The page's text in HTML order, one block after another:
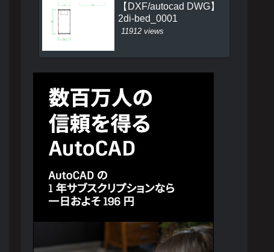
【DXF/autocad DWG】
2di-bed_0001
11912 views